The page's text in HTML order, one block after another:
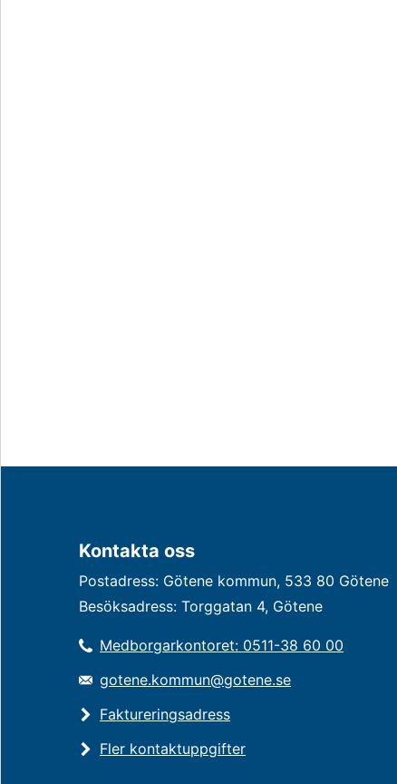
Kontakta oss
Postadress: Götene kommun, 533 80 Götene
Besöksadress: Torggatan 4, Götene
Medborgarkontoret: 0511-38 60 00
gotene.kommun@gotene.se
Faktureringsadress
Fler kontaktuppgifter